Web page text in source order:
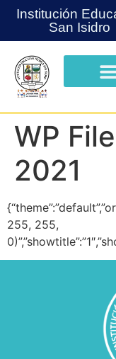
Institución
San Isidro
WP
2021
255, 255,